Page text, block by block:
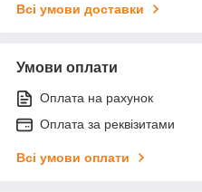
Всі умови доставки
Умови оплати
Оплата на рахунок
Оплата за реквізитами
Всі умови оплати